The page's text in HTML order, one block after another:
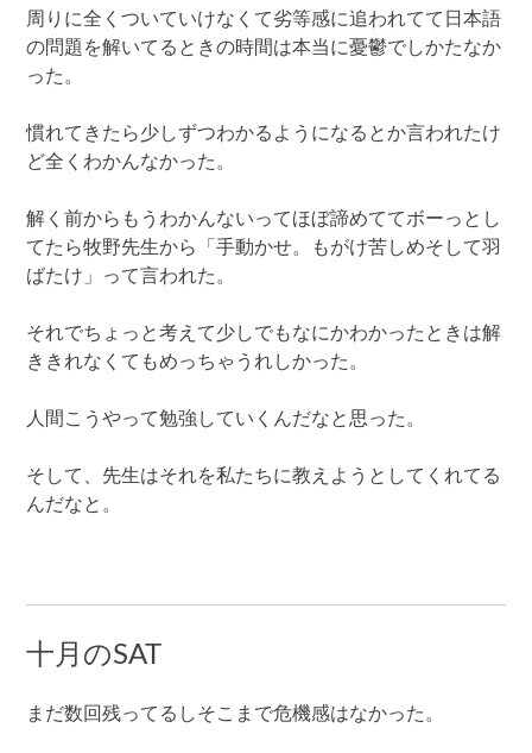
周りに全くついていけなくて劣等感に追われてて日本語
の問題を解いてるときの時間は本当に憂鬱でしかたなか
った。
慣れてきたら少しずつわかるようになるとか言われたけ
ど全くわかんなかった。
解く前からもうわかんないってほぼ諦めててボーっとし
てたら牧野先生から「手動かせ。もがけ苦しめそして羽
ばたけ」って言われた。
それでちょっと考えて少しでもなにかわかったときは解
ききれなくてもめっちゃうれしかった。
人間こうやって勉強していくんだなと思った。
そして、先生はそれを私たちに教えようとしてくれてる
んだなと。
十月のSAT
まだ数回残ってるしそこまで危機感はなかった。